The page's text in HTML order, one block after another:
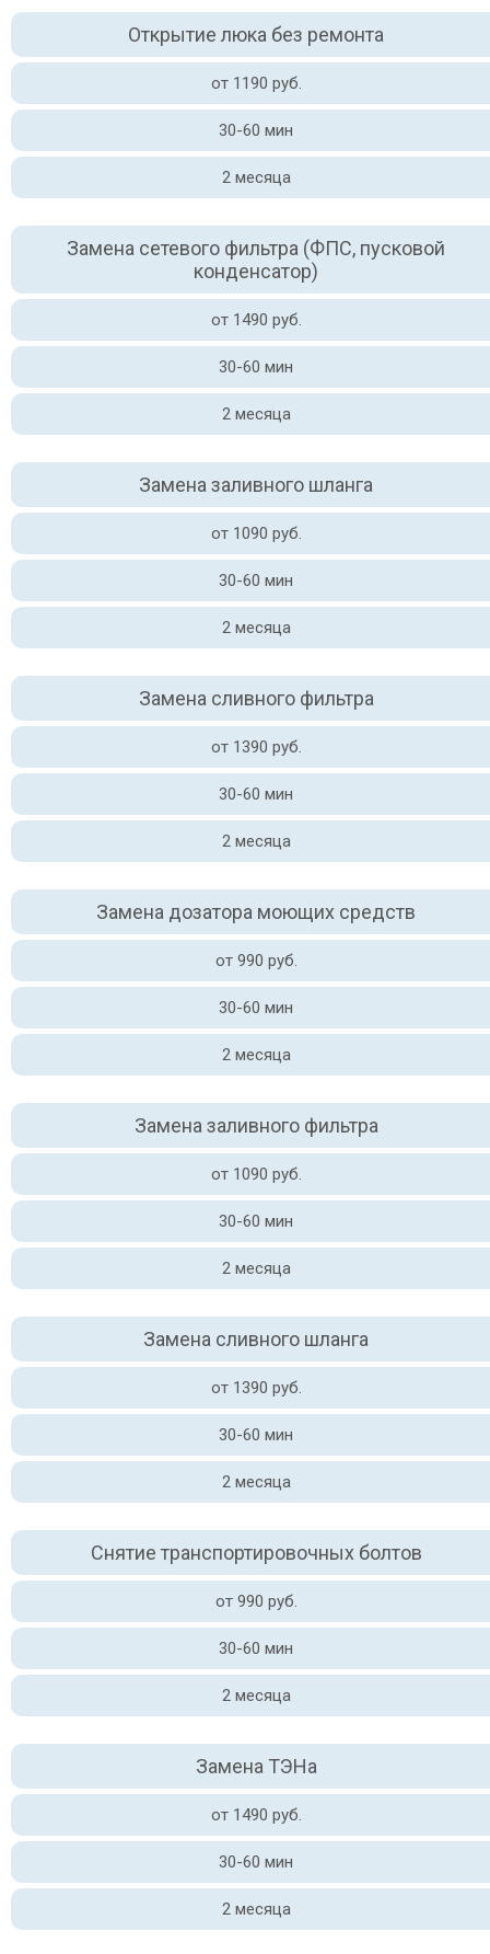
Открытие люка без ремонта
от 1190 руб.
30-60 мин
2 месяца
Замена сетевого фильтра (ФПС, пусковой
конденсатор)
от 1490 руб.
30-60 мин
2 месяца
Замена заливного шланга
от 1090 руб.
30-60 мин
2 месяца
Замена сливного фильтра
от 1390 руб.
30-60 мин
2 месяца
Замена дозатора моющих средств
от 990 руб.
30-60 мин
2 месяца
Замена заливного фильтра
от 1090 руб.
30-60 мин
2 месяца
Замена сливного шланга
от 1390 руб.
30-60 мин
2 месяца
Снятие транспортировочных болтов
от 990 руб.
30-60 мин
2 месяца
Замена ТЭНа
от 1490 руб.
30-60 мин
2 месяца